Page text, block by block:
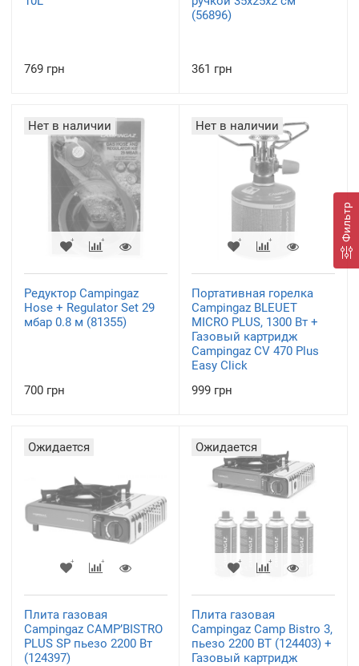
Фильтр
769 грн
(56896)
361 грн
Нет в наличии
Редуктор Campingaz
Hose + Regulator Set 29
мбар 0.8 м (81355)
700 грн
Нет в наличии
Портативная горелка
Campingaz BLEUET
MICRO PLUS, 1300 Вт +
Газовый картридж
Campingaz CV 470 Plus
Easy Click
999 грн
Ожидается
Плита газовая
Campingaz CAMP’BISTRO
PLUS SP пьезо 2200 Вт
(124397)
Ожидается
Плита газовая
Campingaz Camp Bistro 3,
пьезо 2200 ВТ (124403) +
Газовый картридж